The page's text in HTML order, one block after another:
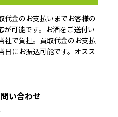
代金のお支払いまでお客様の
が可能です。お酒をご送付い
社で負担。買取代金のお支払
日にお振込可能です。オスス
い合わせ